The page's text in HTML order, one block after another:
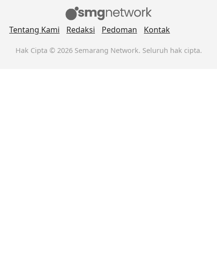
Tentang Kami Redaksi Pedoman Kontak
Hak Cipta © 2026 Semarang Network. Seluruh hak cipta.